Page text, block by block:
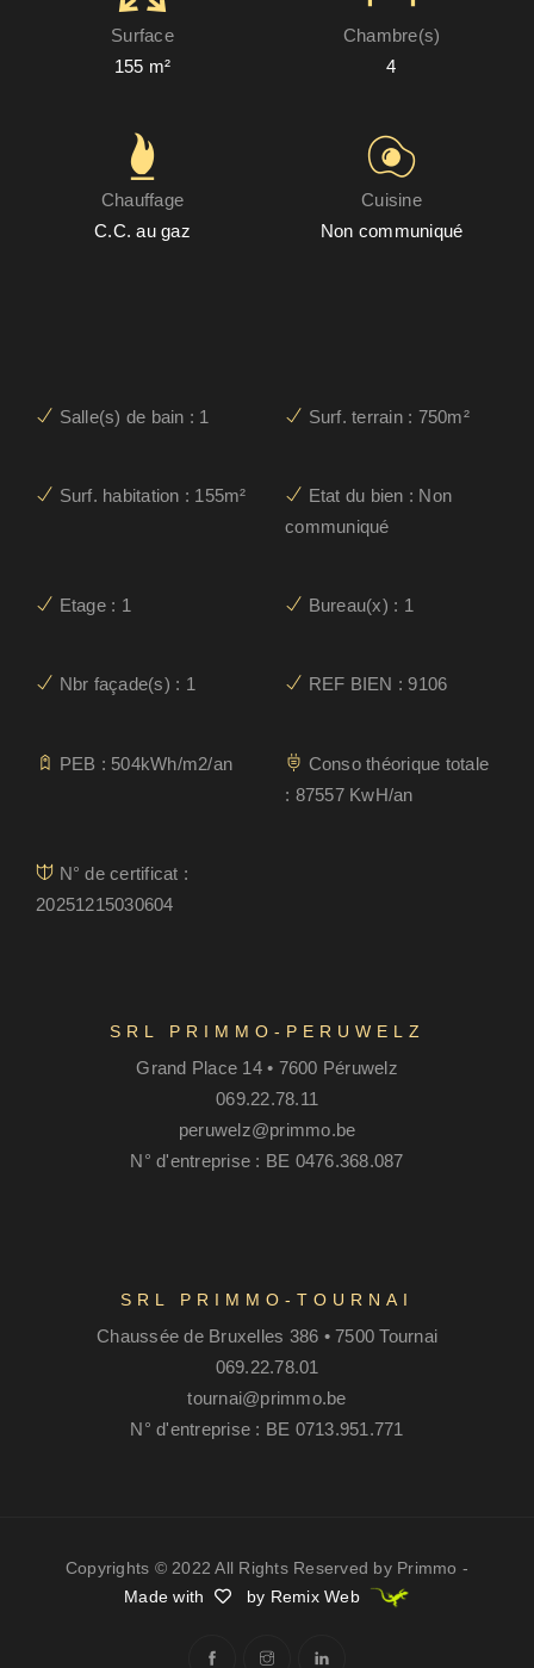
Surface
155 m²
Chambre(s)
4
Chauffage
C.C. au gaz
Cuisine
Non communiqué
Salle(s) de bain : 1 Surf. terrain : 750m²
Surf. habitation : 155m²
Etat du bien : Non
communiqué
Etage : 1 Bureau(x) : 1
Nbr façade(s) : 1 REF BIEN : 9106
PEB : 504kWh/m2/an
Conso théorique totale
: 87557 KwH/an
N° de certificat :
20251215030604
SRL PRIMMO-PERUWELZ
Grand Place 14 • 7600 Péruwelz
069.22.78.11
peruwelz@primmo.be
N° d'entreprise : BE 0476.368.087
SRL PRIMMO-TOURNAI
Chaussée de Bruxelles 386 • 7500 Tournai
069.22.78.01
tournai@primmo.be
N° d'entreprise : BE 0713.951.771
Copyrights © 2022 All Rights Reserved by Primmo -
Made with
by Remix Web